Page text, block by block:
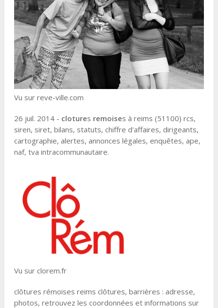
Vu sur reve-ville.com
26 juil. 2014 - clotures remoises à reims (51100) rcs,
siren, siret, bilans, statuts, chiffre d'affaires, dirigeants,
cartographie, alertes, annonces légales, enquêtes, ape,
naf, tva intracommunautaire.
Vu sur clorem.fr
clôtures rémoises reims clôtures, barrières : adresse,
photos, retrouvez les coordonnées et informations sur